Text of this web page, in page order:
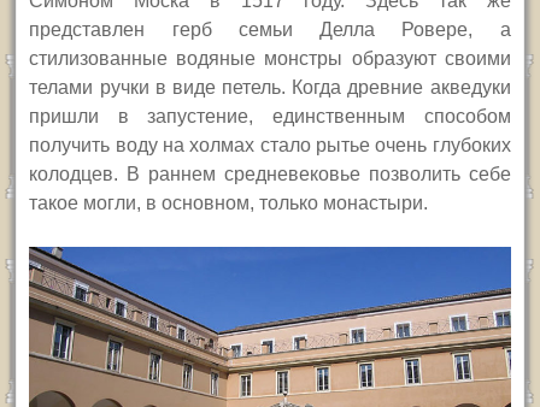
представлен герб семьи Делла Ровере, а
стилизованные водяные монстры образуют своими
телами ручки в виде петель. Когда древние акведуки
пришли в запустение, единственным способом
получить воду на холмах стало рытье очень глубоких
колодцев. В раннем средневековье позволить себе
такое могли, в основном, только монастыри.